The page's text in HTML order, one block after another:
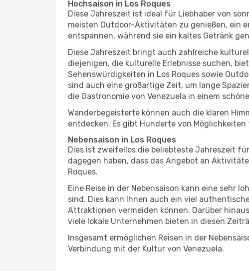
Hochsaison in Los Roques
Diese Jahreszeit ist ideal für Liebhaber von
meisten Outdoor-Aktivitäten zu genießen, ein
entspannen, während sie ein kaltes Getränk
Diese Jahreszeit bringt auch zahlreiche
diejenigen, die kulturelle Erlebnisse suchen,
Sehenswürdigkeiten in Los Roques sowie
sind auch eine großartige Zeit, um lange
die Gastronomie von Venezuela in einem
Wanderbegeisterte können auch die klaren
entdecken. Es gibt Hunderte von
Nebensaison in Los Roques
Dies ist zweifellos die beliebteste Jahreszeit
dagegen haben, dass das Angebot an
Roques.
Eine Reise in der Nebensaison kann eine sehr
sind. Dies kann Ihnen auch ein viel
Attraktionen vermeiden können. Darüber
viele lokale Unternehmen bieten in diesen
Insgesamt ermöglichen Reisen in der
Verbindung mit der Kultur von Venezuela.